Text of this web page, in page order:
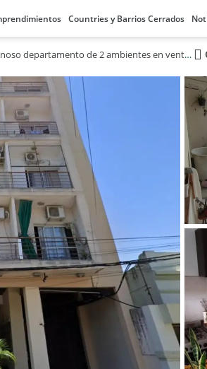
Countries y Barrios Cerrados
Luminoso departamento de 2 ambientes en venta en Villa Central Norte, Resistencia